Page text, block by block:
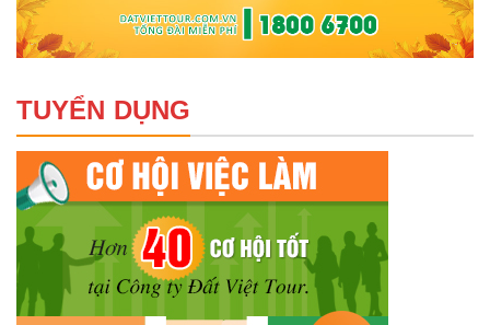
TUYỂN DỤNG